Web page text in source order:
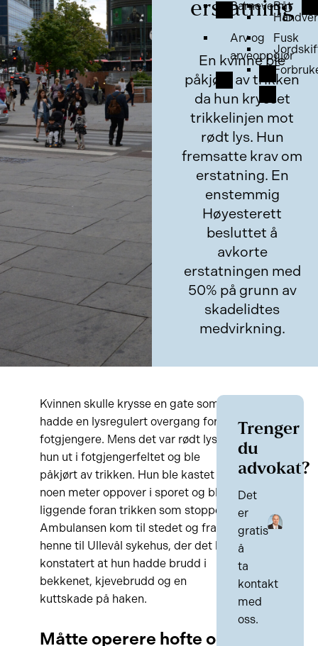
Barnevern
Arv og
arveoppgjør
Båt
Fusk
erstatning
En kvinne ble
påkjørt av trikken
da hun krysset
trikkelinjen mot
rødt lys. Hun
fremsatte krav om
erstatning. En
enstemmig
Høyesterett
besluttet å
avkorte
erstatningen med
50% på grunn av
skadelidtes
medvirkning.
Kvinnen skulle krysse en gate som
hadde en lysregulert overgang for
fotgjengere. Mens det var rødt lys løp
hun ut i fotgjengerfeltet og ble
påkjørt av trikken. Hun ble kastet
noen meter oppover i sporet og ble
liggende foran trikken som stoppet.
Ambulansen kom til stedet og fraktet
henne til Ullevål sykehus, der det ble
konstatert at hun hadde brudd i
bekkenet, kjevebrudd og en
kuttskade på haken.
Måtte operere hofte og
Trenger
du
advokat?
Det
er
gratis
å
ta
kontakt
med
oss.